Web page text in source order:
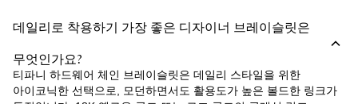
데일리로 착용하기 가장 좋은 디자이너 브레이슬릿은
무엇인가요?
티파니 하드웨어 체인 브레이슬릿은 데일리 스타일을 위한
아이코닉한 선택으로, 모던하면서도 활용도가 높은 볼드한 링크가